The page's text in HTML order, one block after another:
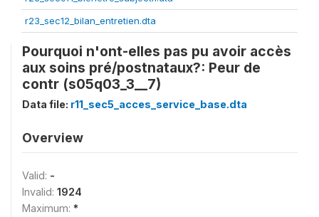
r23_sec12_bilan_entretien.dta
Pourquoi n'ont-elles pas pu avoir accès
aux soins pré/postnataux?: Peur de
contr (s05q03_3__7)
Data file: r11_sec5_acces_service_base.dta
Overview
Valid: -
Invalid: 1924
Maximum: *